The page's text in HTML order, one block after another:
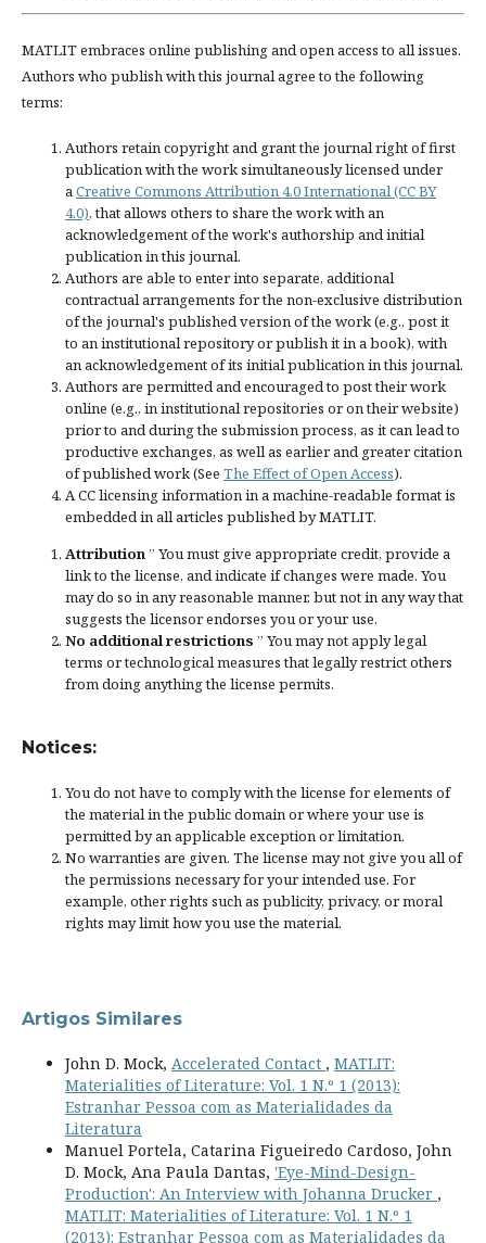
MATLIT embraces online publishing and open access to all issues.
Authors who publish with this journal agree to the following
terms:
Authors retain copyright and grant the journal right of first
publication with the work simultaneously licensed under
aCreative Commons Attribution 4.0 International (CC BY
4.0), that allows others to share the work with an
acknowledgement of the work's authorship and initial
publication in this journal.
Authors are able to enter into separate, additional
contractual arrangements for the non-exclusive distribution
of the journal's published version of the work (e.g., post it
to an institutional repository or publish it in a book), with
an acknowledgement of its initial publication in this journal.
Authors are permitted and encouraged to post their work
online (e.g., in institutional repositories or on their website)
prior to and during the submission process, as it can lead to
productive exchanges, as well as earlier and greater citation
of published work (See The Effect of Open Access).
A CC licensing information in a machine-readable format is
embedded in all articles published by MATLIT.
Attribution ” You must give appropriate credit, provide a
link to the license, and indicate if changes were made. You
may do so in any reasonable manner, but not in any way that
suggests the licensor endorses you or your use.
No additional restrictions ” You may not apply legal
terms ortechnological measuresthat legally restrict others
from doing anything the license permits.
Notices:
You do not have to comply with the license for elements of
the material in the public domain or where your use is
permitted by an applicable exception or limitation.
No warranties are given. The license may not give you all of
the permissions necessary for your intended use. For
example, other rights such as publicity, privacy, or moral
rights may limit how you use the material.
Artigos Similares
John D. Mock, Accelerated Contact , MATLIT:
Materialities of Literature: Vol. 1 N.º 1 (2013):
Estranhar Pessoa com as Materialidades da
Literatura
Manuel Portela, Catarina Figueiredo Cardoso, John
D. Mock, Ana Paula Dantas, 'Eye-Mind-Design-
Production': An Interview with Johanna Drucker ,
MATLIT: Materialities of Literature: Vol. 1 N.º 1
(2013): Estranhar Pessoa com as Materialidades da